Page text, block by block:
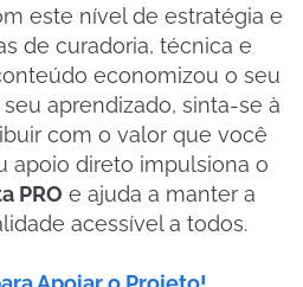
este nível de estratégia e
de curadoria, técnica e
economizou o seu
aprendizado, sinta-se à
com o valor que você
apoio direto impulsiona o
PRO e ajuda a manter a
acessível a todos.